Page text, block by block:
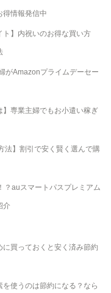
得情報発信中
ト】内祝いのお得な買い方
がAmazonプライムデーセー
】専業主婦でもお小遣い稼ぎ
法】割引で安く賢く選んで購
？auスマートパスプレミアム
介
に買っておくと安く済み節約
使うのは節約になる？なら